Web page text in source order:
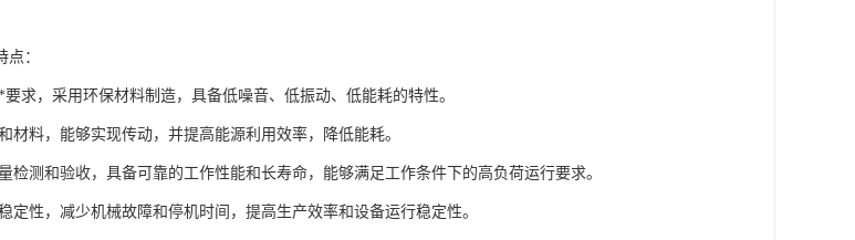
：
求，采用环保材料制造，具备低噪音、低振动、低能耗的特性。
材料，能够实现传动，并提高能源利用效率，降低能耗。
检测和验收，具备可靠的工作性能和长寿命，能够满足工作条件下的高负荷运行要求。
定性，减少机械故障和停机时间，提高生产效率和设备运行稳定性。